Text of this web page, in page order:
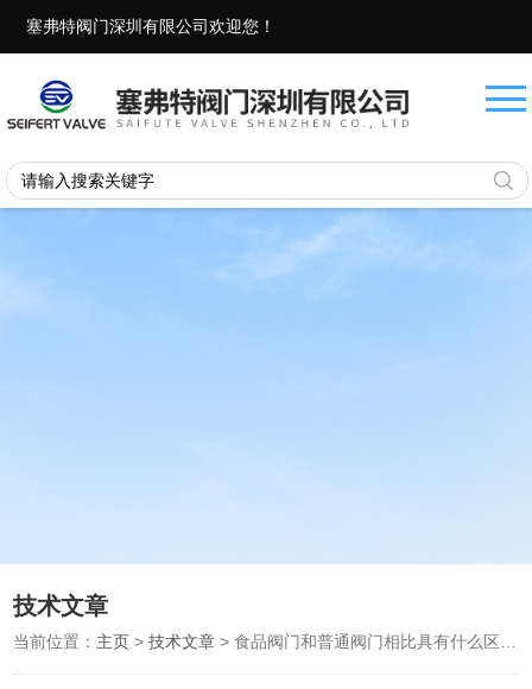
塞弗特阀门深圳有限公司欢迎您！
技术文章
当前位置： 主页 >技术文章 > 食品阀门和普通阀门相比具有什么区别？